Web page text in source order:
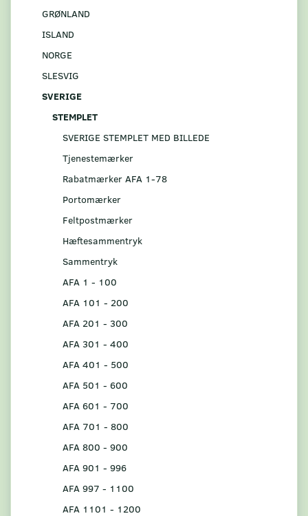
GRØNLAND
ISLAND
NORGE
SLESVIG
SVERIGE
STEMPLET
SVERIGE STEMPLET MED BILLEDE
Tjenestemærker
Rabatmærker AFA 1-78
Portomærker
Feltpostmærker
Hæftesammentryk
Sammentryk
AFA 1 - 100
AFA 101 - 200
AFA 201 - 300
AFA 301 - 400
AFA 401 - 500
AFA 501 - 600
AFA 601 - 700
AFA 701 - 800
AFA 800 - 900
AFA 901 - 996
AFA 997 - 1100
AFA 1101 - 1200